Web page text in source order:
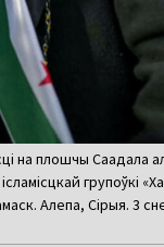
на плошчы Саадала
групоўкі
Алепа, Сірыя. 3